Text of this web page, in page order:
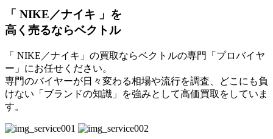
「 NIKE／ナイキ 」を
高く売るならベクトル
「 NIKE／ナイキ」の買取ならベクトルの専門「プロバイヤ
ー」にお任せください。
専門のバイヤーが日々変わる相場や流行を調査、どこにも負
けない「ブランドの知識」を強みとして高価買取をしていま
す。